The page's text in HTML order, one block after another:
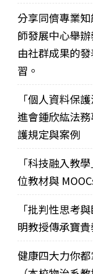
分享同儕專業
師發展中心舉
由社群成果的
習。
「個人資料保
進會鍾欣紘法
護規定與案例
「科技融入教
位教材與
「批判性思考
明教授傳承寶
健康四大力你